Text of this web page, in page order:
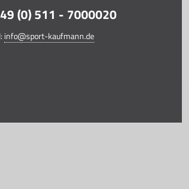
(0) 511 - 7000020
info@sport-kaufmann.de